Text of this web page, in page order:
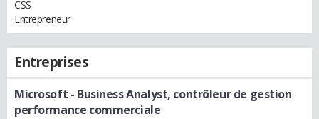
CSS
Entrepreneur
Entreprises
Microsoft - Business Analyst, contrôleur de gestion
performance commerciale